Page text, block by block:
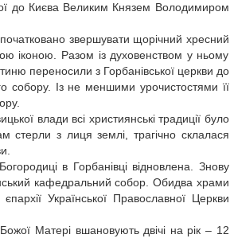
до Києва Великим Князем Володимиром
звершувати щорічний хресний
іконою. Разом із духовенством у ньому
переносили з Горбанівської церкви до
собору. Із не меншими урочистостями її
влади всі християнські традиції було
стерли з лиця землі, трагічно склалася
в Горбанівці відновлена. Знову
кафедральний собор. Обидва храми
Української Православної Церкви
Матері вшановують двічі на рік – 12